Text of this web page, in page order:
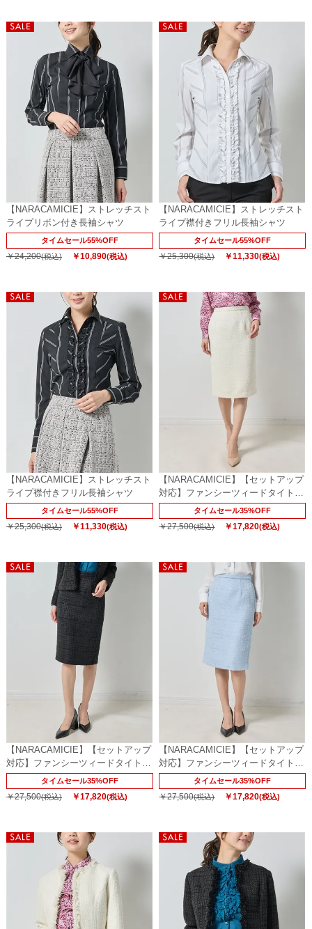
【NARACAMICIE】ストレッチスト
ライプリボン付き長袖シャツ
タイムセール55%OFF
￥24,200(税込) ￥10,890(税込)
【NARACAMICIE】ストレッチスト
ライプ襟付きフリル長袖シャツ
タイムセール55%OFF
￥25,300(税込) ￥11,330(税込)
【NARACAMICIE】ストレッチスト
ライプ襟付きフリル長袖シャツ
タイムセール55%OFF
￥25,300(税込) ￥11,330(税込)
【NARACAMICIE】【セットアップ
対応】ファンシーツィードタイトス
カート
タイムセール35%OFF
￥27,500(税込) ￥17,820(税込)
【NARACAMICIE】【セットアップ
対応】ファンシーツィードタイトス
カート
タイムセール35%OFF
￥27,500(税込) ￥17,820(税込)
【NARACAMICIE】【セットアップ
対応】ファンシーツィードタイトス
カート
タイムセール35%OFF
￥27,500(税込) ￥17,820(税込)